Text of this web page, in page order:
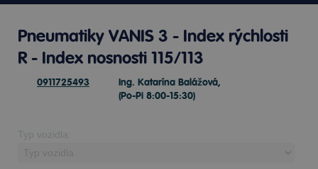
Pneumatiky VANIS 3 - Index rýchlosti
R - Index nosnosti 115/113
0911725493
Ing. Katarína Balážová,
(Po-Pi 8:00-15:30)
Typ vozidla: